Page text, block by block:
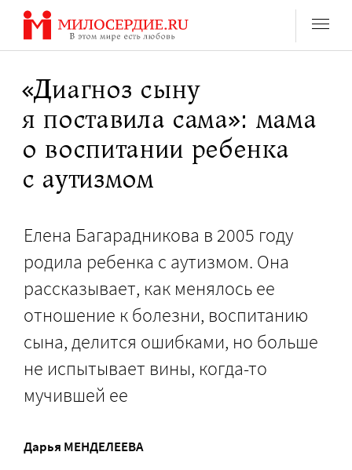
Перейти
содержанию
«Диагноз сыну
я поставила сама»: мама
о воспитании ребенка
с аутизмом
Елена Багарадникова в 2005 году
родила ребенка с аутизмом. Она
рассказывает, как менялось ее
отношение к болезни, воспитанию
сына, делится ошибками, но больше
не испытывает вины, когда-то
мучившей ее
Дарья МЕНДЕЛЕЕВА